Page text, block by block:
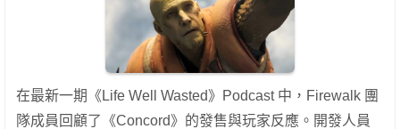
在最新一期《Life Well Wasted》Podcast 中，Firewalk 團
隊成員回顧了《Concord》的發售與玩家反應。開發人員